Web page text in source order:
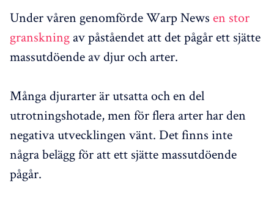
Under våren genomförde Warp News en stor
granskning av påståendet att det pågår ett sjätte
massutdöende av djur och arter.
Många djurarter är utsatta och en del
utrotningshotade, men för flera arter har den
negativa utvecklingen vänt. Det finns inte
några belägg för att ett sjätte massutdöende
pågår.